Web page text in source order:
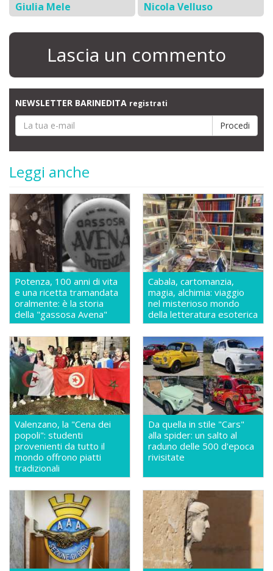
Giulia Mele Nicola Velluso
Lascia un commento
NEWSLETTER BARINEDITA registrati
Leggi anche
Potenza, 100 anni di vita
e una ricetta tramandata
oralmente: è la storia
della "gassosa Avena"
Cabala, cartomanzia,
magia, alchimia: viaggio
nel misterioso mondo
della letteratura esoterica
Valenzano, la "Cena dei
popoli": studenti
provenienti da tutto il
mondo offrono piatti
tradizionali
Da quella in stile "Cars"
alla spider: un salto al
raduno delle 500 d'epoca
rivisitate